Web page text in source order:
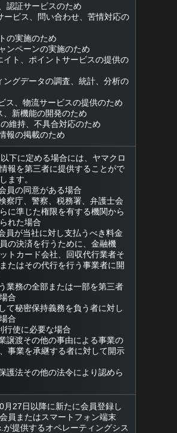
認証サービスのため
ービス、問い合わせ、苦情対応の
の実施のため
ンペーンの実施のため
イト、ポイントサービスの提供の
ングデータの調査、統計、分析の
ス、物流サービスの提供のため
、新機能の開発のため
維持、不具合対応のため
報の掲載のため
下に定める場合には、ヤマクロ
報を第三者に提供することがで
ます。
員の同意がある場合
察庁、警察、税務署、弁護士会
に準じた権限を有する機関から
れた場合
員が当社に対し支払うべき料金
の決済を行うために、金融機
トカード会社、回収代行業者そ
たはその代行を行う事業者に開
業務の全部または一部を第三者
合
て秘密保持義務を負う者に対し
合
行使に必要な場合
譲渡その他の事由による事業の
事業を承継する者に対して開示
護法その他の法令により認めら
月27日以降に新たに会員登録し
員またはスマートフォン端末
が提供するオペレーティングシス